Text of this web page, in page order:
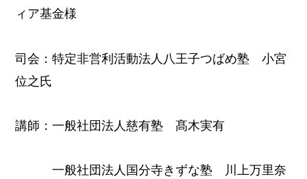
ィア基金様
司会：特定非営利活動法人八王子つばめ塾 小宮
位之氏
講師：一般社団法人慈有塾 髙木実有
一般社団法人国分寺きずな塾 川上万里奈